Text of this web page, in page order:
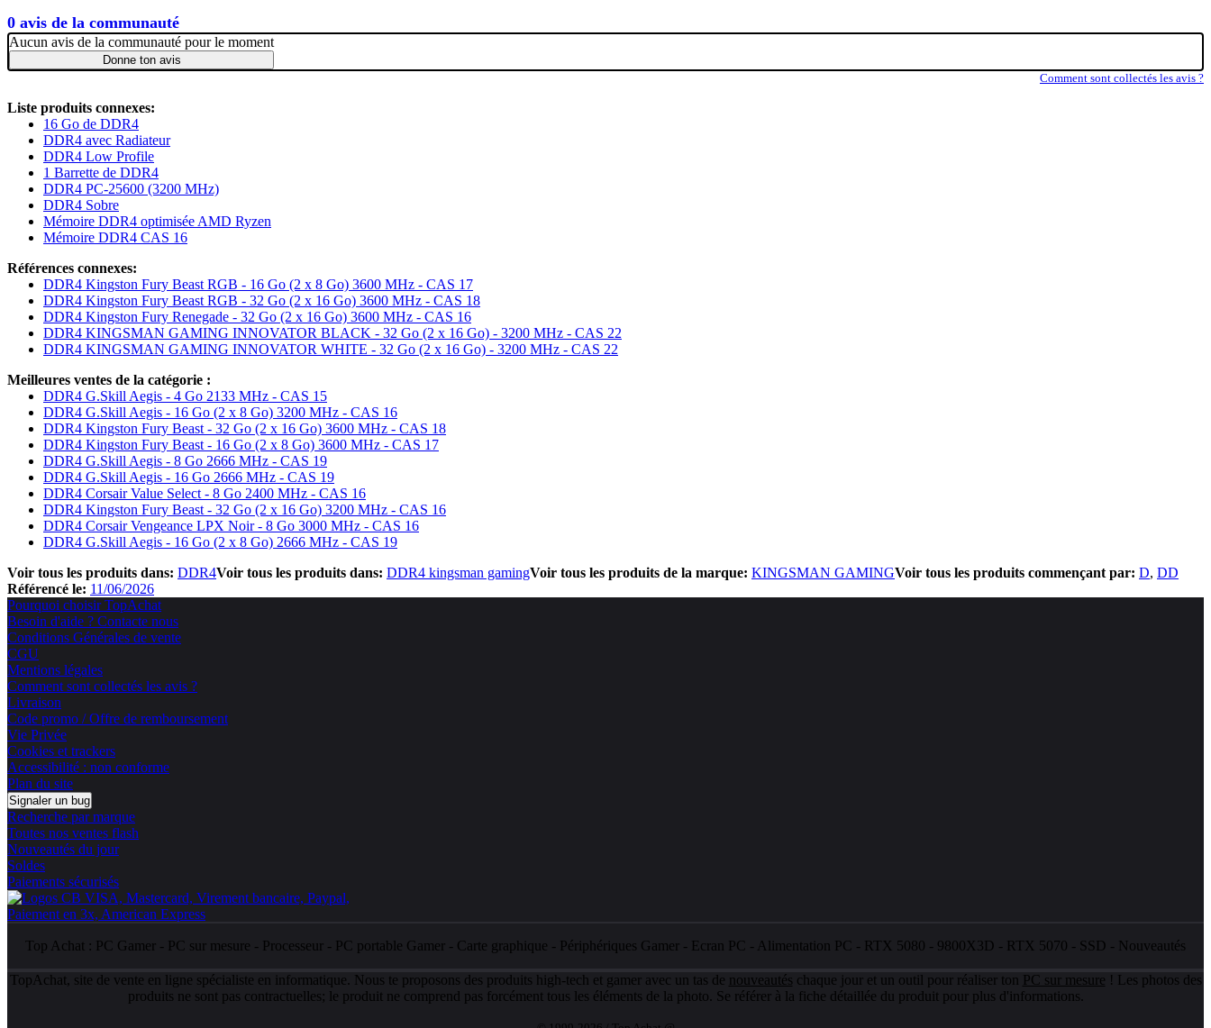
0 avis de la communauté
Aucun avis de la communauté pour le moment
Donne ton avis
Comment sont collectés les avis ?
Liste produits connexes:
16 Go de DDR4
DDR4 avec Radiateur
DDR4 Low Profile
1 Barrette de DDR4
DDR4 PC-25600 (3200 MHz)
DDR4 Sobre
Mémoire DDR4 optimisée AMD Ryzen
Mémoire DDR4 CAS 16
Références connexes:
DDR4 Kingston Fury Beast RGB - 16 Go (2 x 8 Go) 3600 MHz - CAS 17
DDR4 Kingston Fury Beast RGB - 32 Go (2 x 16 Go) 3600 MHz - CAS 18
DDR4 Kingston Fury Renegade - 32 Go (2 x 16 Go) 3600 MHz - CAS 16
DDR4 KINGSMAN GAMING INNOVATOR BLACK - 32 Go (2 x 16 Go) - 3200 MHz - CAS 22
DDR4 KINGSMAN GAMING INNOVATOR WHITE - 32 Go (2 x 16 Go) - 3200 MHz - CAS 22
Meilleures ventes de la catégorie :
DDR4 G.Skill Aegis - 4 Go 2133 MHz - CAS 15
DDR4 G.Skill Aegis - 16 Go (2 x 8 Go) 3200 MHz - CAS 16
DDR4 Kingston Fury Beast - 32 Go (2 x 16 Go) 3600 MHz - CAS 18
DDR4 Kingston Fury Beast - 16 Go (2 x 8 Go) 3600 MHz - CAS 17
DDR4 G.Skill Aegis - 8 Go 2666 MHz - CAS 19
DDR4 G.Skill Aegis - 16 Go 2666 MHz - CAS 19
DDR4 Corsair Value Select - 8 Go 2400 MHz - CAS 16
DDR4 Kingston Fury Beast - 32 Go (2 x 16 Go) 3200 MHz - CAS 16
DDR4 Corsair Vengeance LPX Noir - 8 Go 3000 MHz - CAS 16
DDR4 G.Skill Aegis - 16 Go (2 x 8 Go) 2666 MHz - CAS 19
Voir tous les produits dans: DDR4Voir tous les produits dans: DDR4 kingsman gamingVoir tous les produits de la marque: KINGSMAN GAMINGVoir tous les produits commençant par: D DD
Référencé le: 11/06/2026
Pourquoi choisir TopAchat
Besoin d'aide ? Contacte nous
Conditions Générales de vente
CGU
Mentions légales
Comment sont collectés les avis ?
Livraison
Code promo / Offre de remboursement
Vie Privée
Cookies et trackers
Accessibilité : non conforme
Plan du site
Signaler un bug
Recherche par marque
Toutes nos ventes flash
Nouveautés du jour
Soldes
Paiements sécurisés
Top Achat : PC Gamer - PC sur mesure - Processeur - PC portable Gamer - Carte graphique - Périphériques Gamer - Ecran PC - Alimentation PC - RTX 5080 - 9800X3D - RTX 5070 - SSD - Nouveautés
TopAchat, site de vente en ligne spécialiste en informatique. Nous te proposons des produits high-tech et gamer avec un tas de nouveautés chaque jour et un outil pour réaliser ton PC sur mesure ! Les photos des
produits ne sont pas contractuelles; le produit ne comprend pas forcément tous les éléments de la photo. Se référer à la fiche détaillée du produit pour plus d'informations.